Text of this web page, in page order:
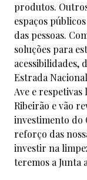
produtos.
espaços
das pessoas.
soluções para
acessibilidades,
Estrada
Ave e respetivas
Ribeirão e vão
investimento do
reforço das
investir na
teremos a Junta